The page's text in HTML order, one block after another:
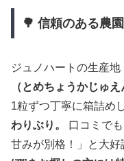
🌳 信頼のある農
ジュノハートの生産
（とめちょうかじゅえ
1粒ずつ丁寧に箱詰めし
わりぶり。
口コミで
甘みが別格！」と大好